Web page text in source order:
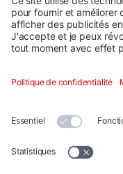
Systèmes de
Services
Contact
Additional